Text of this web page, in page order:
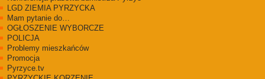
LGD ZIEMIA PYRZYCKA
Mam pytanie do…
OGŁOSZENIE WYBORCZE
POLICJA
Problemy mieszkańców
Promocja
Pyrzyce.tv